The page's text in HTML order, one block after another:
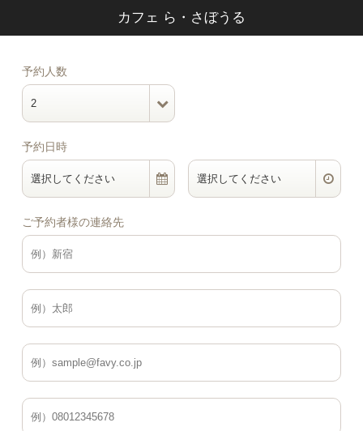
カフェ ら・さぼうる
予約人数
2
予約日時
選択してください 選択してください
ご予約者様の連絡先